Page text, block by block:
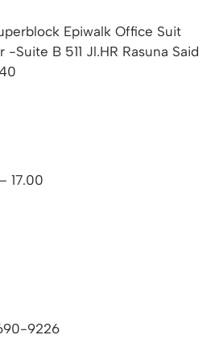
Epiwalk Office Suit
Suite B 511 Jl.HR Rasuna Said
17.00
9226​